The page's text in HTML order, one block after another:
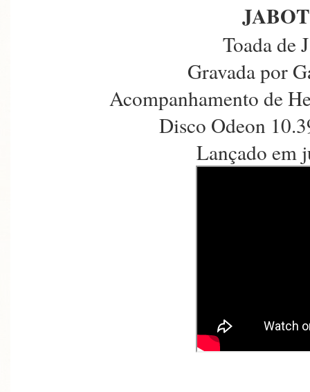
Toada de
Gravada por
Acompanhamento de
Disco Odeon
Lançado em